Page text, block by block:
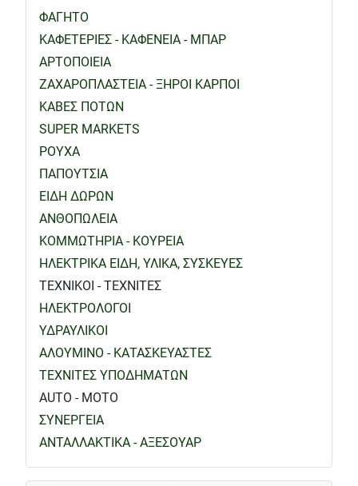
ΦΑΓΗΤΟ
ΚΑΦΕΤΕΡΙΕΣ - ΚΑΦΕΝΕΙΑ - ΜΠΑΡ
ΑΡΤΟΠΟΙΕΙΑ
ΖΑΧΑΡΟΠΛΑΣΤΕΙΑ - ΞΗΡΟΙ ΚΑΡΠΟΙ
ΚΑΒΕΣ ΠΟΤΩΝ
SUPER MARKETS
ΡΟΥΧΑ
ΠΑΠΟΥΤΣΙΑ
ΕΙΔΗ ΔΩΡΩΝ
ΑΝΘΟΠΩΛΕΙΑ
ΚΟΜΜΩΤΗΡΙΑ - ΚΟΥΡΕΙΑ
ΗΛΕΚΤΡΙΚΑ ΕΙΔΗ, ΥΛΙΚΑ, ΣΥΣΚΕΥΕΣ
ΤΕΧΝΙΚΟΙ - ΤΕΧΝΙΤΕΣ
ΗΛΕΚΤΡΟΛΟΓΟΙ
ΥΔΡΑΥΛΙΚΟΙ
ΑΛΟΥΜΙΝΟ - ΚΑΤΑΣΚΕΥΑΣΤΕΣ
ΤΕΧΝΙΤΕΣ ΥΠΟΔΗΜΑΤΩΝ
AUTO - MOTO
ΣΥΝΕΡΓΕΙΑ
ΑΝΤΑΛΛΑΚΤΙΚΑ - ΑΞΕΣΟΥΑΡ